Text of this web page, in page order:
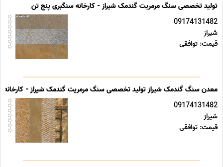
تولید تخصصی سنگ مرمریت گندمک شیراز - کارخانه سنگبری پنج تن
09174131482
شیراز
قیمت: توافقی
معدن سنگ گندمک شیراز تولید تخصصی سنگ مرمریت گندمک شیراز - کارخانه
09174131482
شیراز
قیمت: توافقی